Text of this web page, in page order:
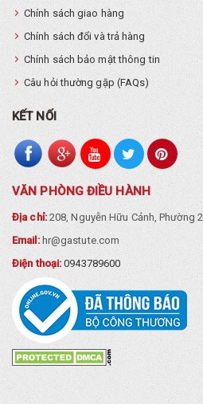
Chính sách giao hàng
Chính sách đổi và trả hàng
Chính sách bảo mật thông tin
Câu hỏi thường gặp (FAQs)
KẾT NỐI
VĂN PHÒNG ĐIỀU HÀNH
Địa chỉ:208, Nguyễn Hữu Cảnh, Phường
Email:hr@gastute.com
Điện thoại:0943789600